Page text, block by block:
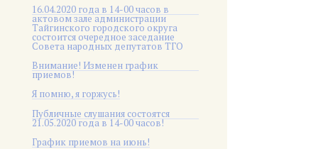
16.04.2020 года в 14-00 часов в
актовом зале администрации
Тайгинского городского округа
состоится очередное заседание
Совета народных депутатов ТГО
Внимание! Изменен график
приемов!
Я помню, я горжусь!
Публичные слушания состоятся
21.05.2020 года в 14-00 часов!
График приемов на июнь!